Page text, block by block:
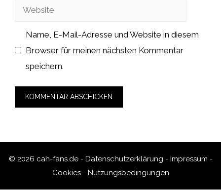
Adresse
Website
Name, E-Mail-Adresse und Website in diesem
Browser für meinen nächsten Kommentar
speichern.
© 2026 cah-fans.de - Datenschutzerklärung - Impressum -
Cookies- Nutzungsbedingungen